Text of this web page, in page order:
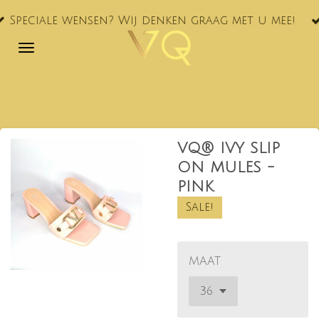
Ga
naar
Wij denken graag met u mee!
VQ® IVY SLIP
ON MULES -
PINK
Sale!
MAAT